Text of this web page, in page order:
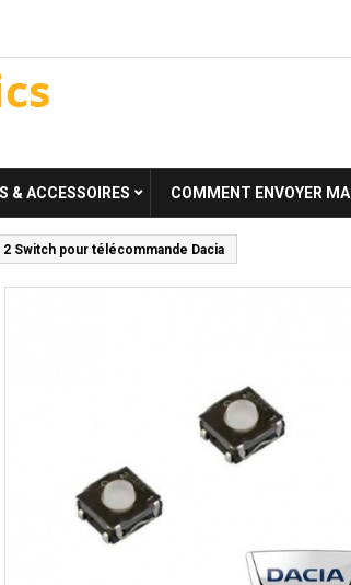
& ACCESSOIRES COMMENT ENVOYER
2 Switch pour télécommande Dacia